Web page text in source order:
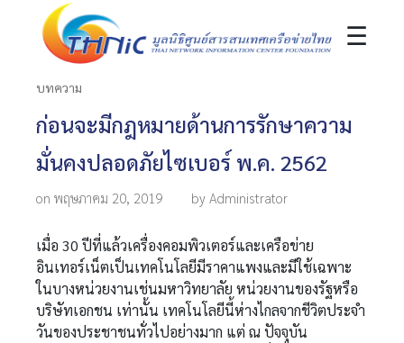
☰
บทความ
ก่อนจะมีกฎหมายด้านการรักษาความ
มั่นคงปลอดภัยไซเบอร์ พ.ค. 2562
on พฤษภาคม 20, 2019 by Administrator
เมื่อ 30 ปีที่แล้วเครื่องคอมพิวเตอร์และเครือข่าย
อินเทอร์เน็ตเป็นเทคโนโลยีมีราคาแพงและมีใช้เฉพาะ
ในบางหน่วยงานเช่นมหาวิทยาลัย หน่วยงานของรัฐหรือ
บริษัทเอกชน เท่านั้น เทคโนโลยีนี้ห่างไกลจากชีวิตประจำ
วันของประชาชนทั่วไปอย่างมาก แต่ ณ ปัจจุบัน